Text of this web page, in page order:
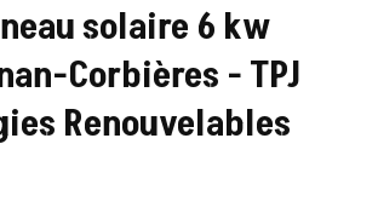
solaire 6 kw
Corbières - TPJ
Renouvelables